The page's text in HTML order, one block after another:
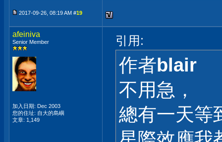
2017-09-26, 08:19 AM #19
afeiniva
Senior Member
加入日期: Dec 2003
您的住址: 自大的島嶼
文章: 1,149
引用:
作者blair
不用急，
總有一天等